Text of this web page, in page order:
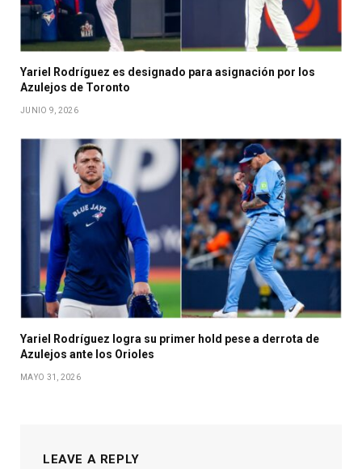
Yariel Rodríguez es designado para asignación por los
Azulejos de Toronto
JUNIO 9, 2026
Yariel Rodríguez logra su primer hold pese a derrota de
Azulejos ante los Orioles
MAYO 31, 2026
LEAVE A REPLY